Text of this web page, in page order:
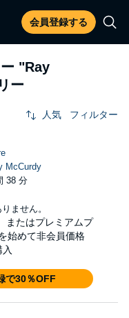
会員登録する
"Ray
ー
人気 フィルター
McCurdy
38 分
ません。
またはプレミアムプ
始めて非会員価格
で30％OFF